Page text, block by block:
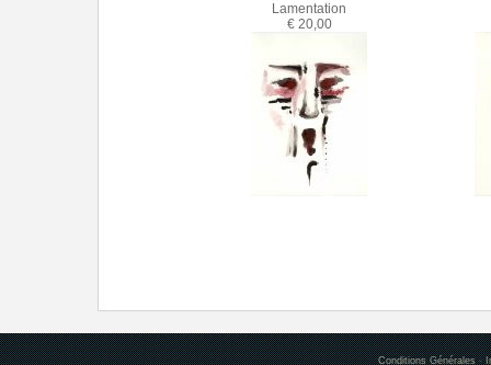
Lamentation
€ 20,00
Conditions Générales-